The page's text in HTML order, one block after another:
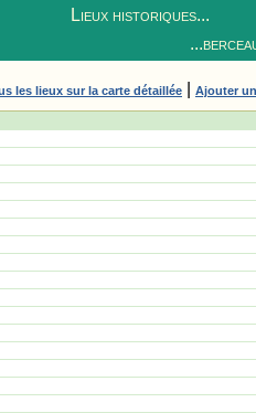
Lieux historiques...
les lieux sur la carte détaillée Ajouter